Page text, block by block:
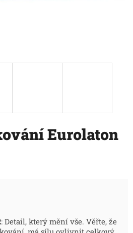
Eurolaton
: Detail, který mění vše. Věřte, že